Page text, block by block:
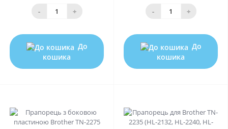
- +
До
кошика
- +
До
кошика